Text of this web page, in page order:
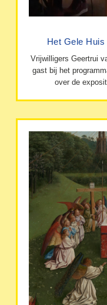
Het Gele
Vrijwilligers Geertrui
gast bij het
over de